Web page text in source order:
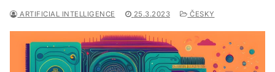
ARTIFICIAL INTELLIGENCE 25.3.2023 ČESKY